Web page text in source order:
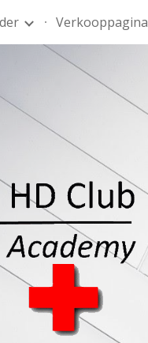
Skip to navigation
Verkooppagina